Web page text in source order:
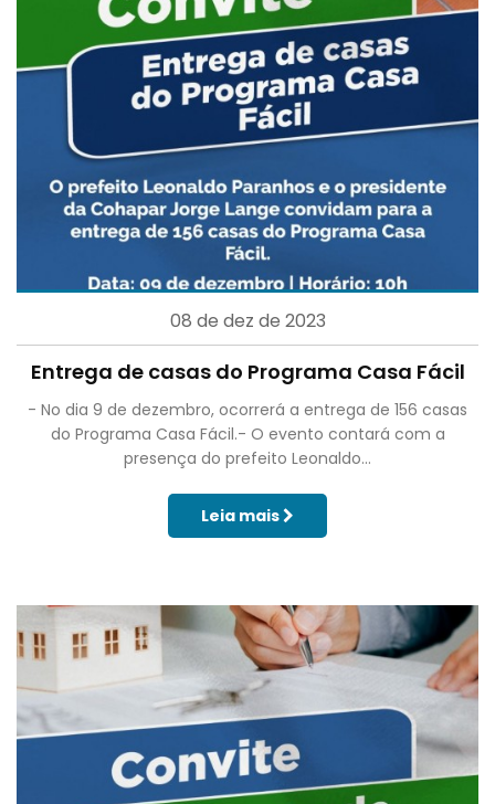
08 de dez de 2023
Entrega de casas do Programa Casa Fácil
- No dia 9 de dezembro, ocorrerá a entrega de 156 casas
do Programa Casa Fácil.- O evento contará com a
presença do prefeito Leonaldo...
Leia mais